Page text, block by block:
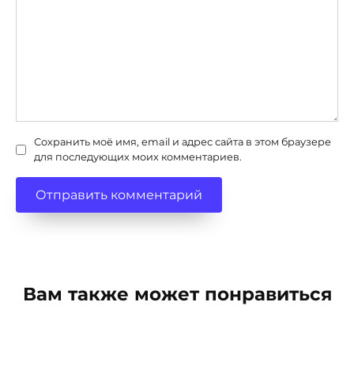
Сохранить моё имя, email и адрес сайта в этом браузере
для последующих моих комментариев.
Вам также может понравиться